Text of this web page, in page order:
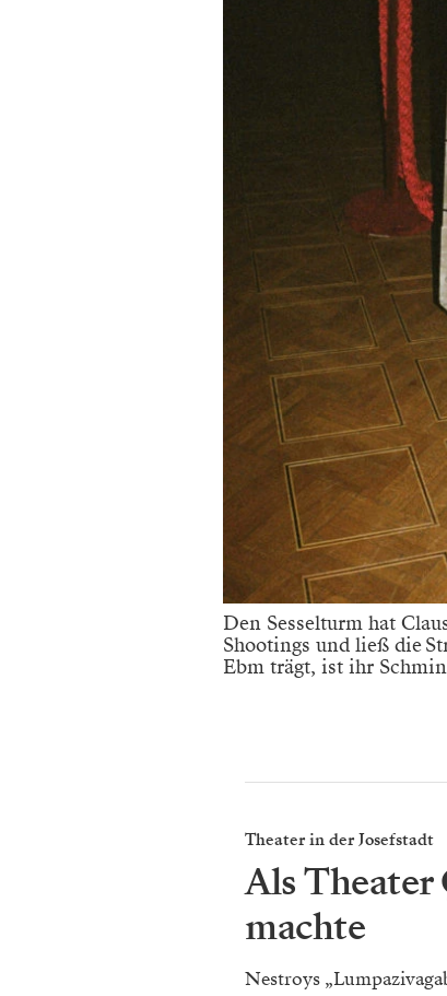
Den Sesselturm hat
Shootings und ließ die
Ebm trägt, ist ihr
Theater in der Josefstadt
Als Theater
machte
Nestroys